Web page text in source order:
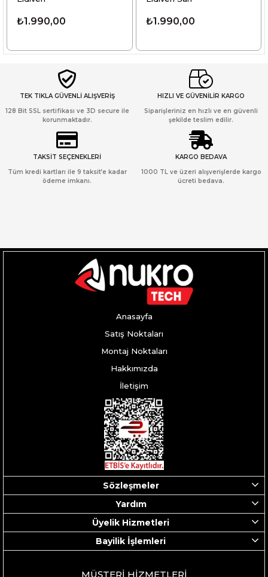
₺1.990,00 ₺1.990,00
TEK TIKLA GÜVENLİ ALIŞVERİŞ
128 Bit SSL sertifikası ve 3D secure ile
korunmaktadır.
HIZLI VE GÜVENİLİR KARGO
Siparişleriniz en hızlı ve en güvenli
şekilde teslim edilir.
TAKSİT SEÇENEKLERİ
Tüm kredi kartları ile 9 taksit’e kadar
ödeme imkanı.
KARGO BEDAVA
1000 TL ve üzeri alışverişlerde kargo
ücreti bedava.
Anasayfa
Satış Noktaları
Montaj Noktaları
Hakkımızda
İletişim
Sözleşmeler
Yardım
Üyelik Hizmetleri
Bayilik İşlemleri
MÜŞTERİ HİZMETLERİ